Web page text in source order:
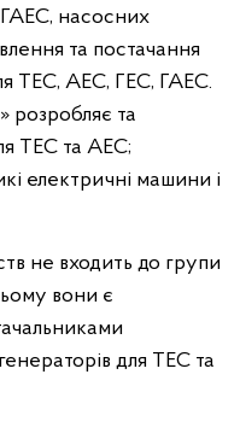
ГАЕС, насосних
та постачання
ТЕС, АЕС, ГЕС, ГАЕС.
розробляє та
ТЕС та АЕС;
електричні машини і
не входить до групи
вони є
для ТЕС та